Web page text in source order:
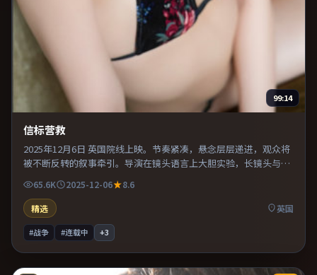
99:14
信标营救
2025年12月6日 英国院线上映。节奏紧凑，悬念层层递进，观众将
被不断反转的叙事牵引。导演在镜头语言上大胆实验，长镜头与特
写交替强化压迫感。适合喜欢现实主义题材的观众，情绪后劲较
足。
65.6K 2025-12-06
8.6
精选
英国
#战争 #连载中 +3